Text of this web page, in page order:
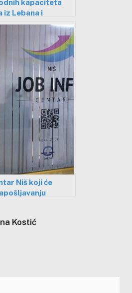
kapaciteta
iz Lebana i
Niš koji će
Kostić